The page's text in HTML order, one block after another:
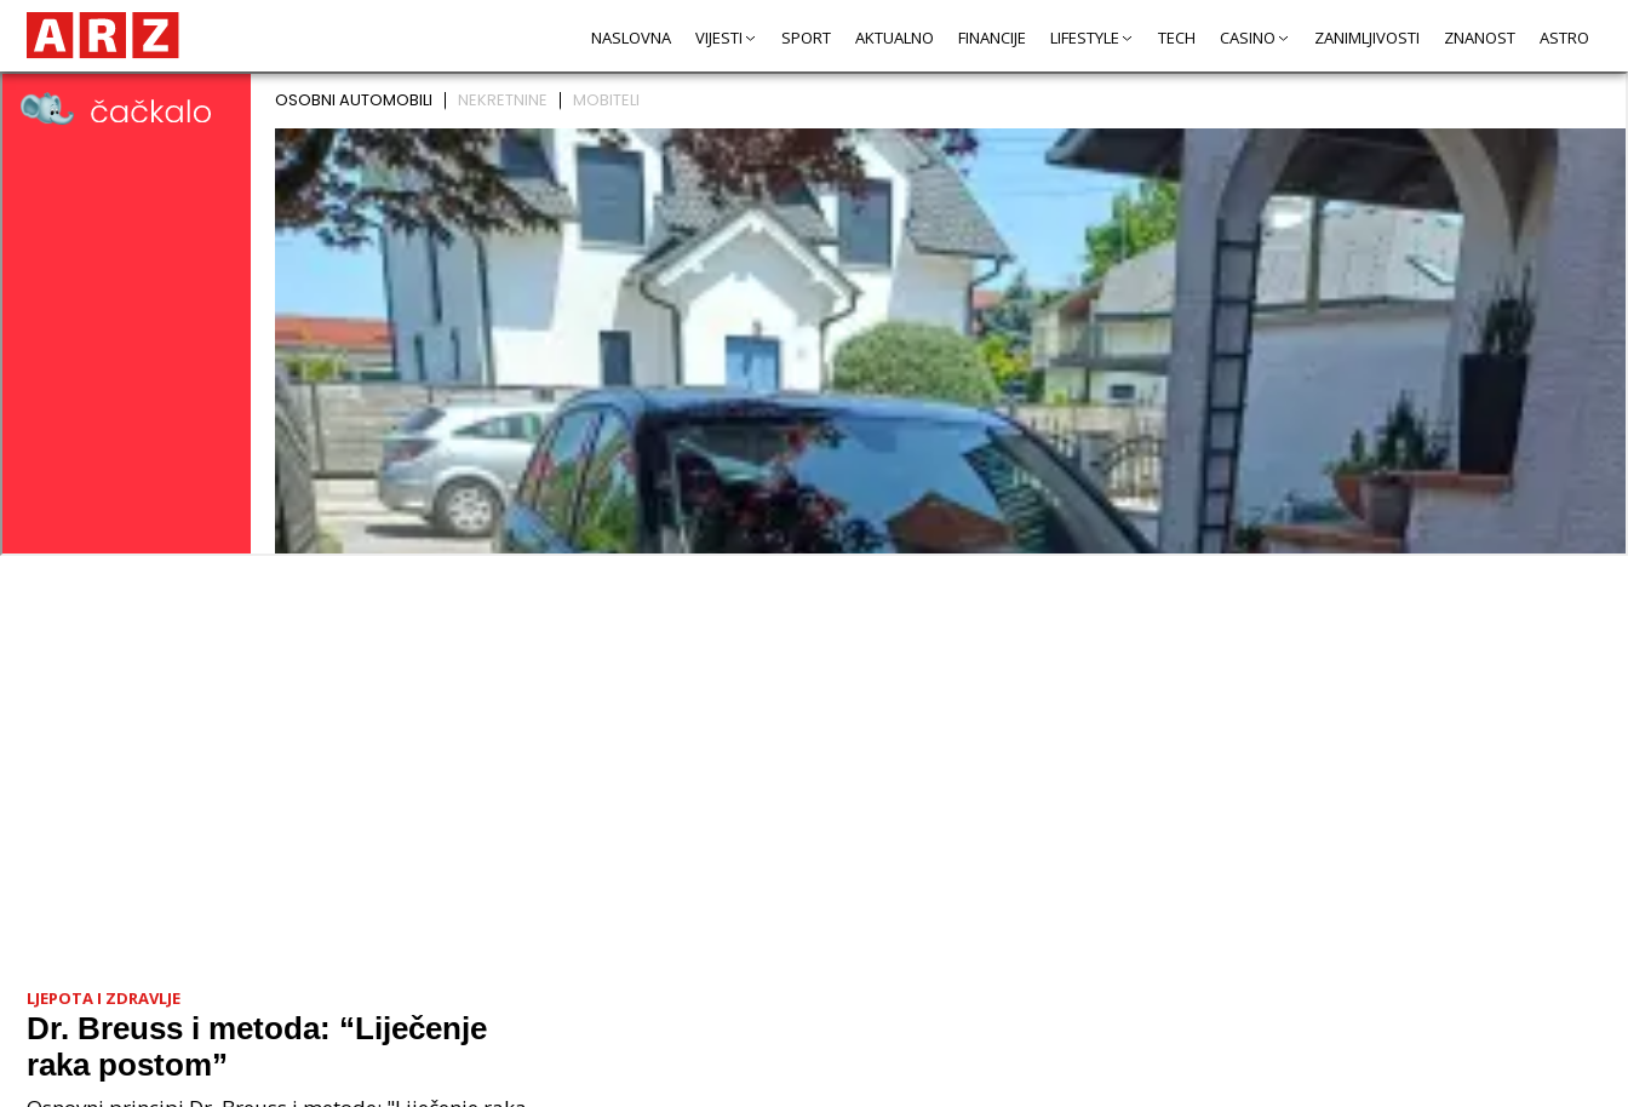
NASLOVNA VIJESTI SPORT AKTUALNO FINANCIJE LIFESTYLE TECH CASINO ZANIMLJIVOSTI ZNANOST ASTRO
LJEPOTA I ZDRAVLJE
Dr. Breuss i metoda: “Liječenje
raka postom”